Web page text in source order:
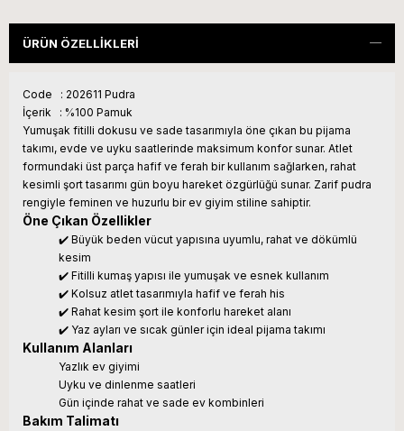
ÜRÜN ÖZELLIKLERI
Code : 202611 Pudra
İçerik : %100 Pamuk
Yumuşak fitilli dokusu ve sade tasarımıyla öne çıkan bu pijama
takımı, evde ve uyku saatlerinde maksimum konfor sunar. Atlet
formundaki üst parça hafif ve ferah bir kullanım sağlarken, rahat
kesimli şort tasarımı gün boyu hareket özgürlüğü sunar. Zarif pudra
rengiyle feminen ve huzurlu bir ev giyim stiline sahiptir.
Öne Çıkan Özellikler
✔️ Büyük beden vücut yapısına uyumlu, rahat ve dökümlü
kesim
✔️ Fitilli kumaş yapısı ile yumuşak ve esnek kullanım
✔️ Kolsuz atlet tasarımıyla hafif ve ferah his
✔️ Rahat kesim şort ile konforlu hareket alanı
✔️ Yaz ayları ve sıcak günler için ideal pijama takımı
Kullanım Alanları
Yazlık ev giyimi
Uyku ve dinlenme saatleri
Gün içinde rahat ve sade ev kombinleri
Bakım Talimatı